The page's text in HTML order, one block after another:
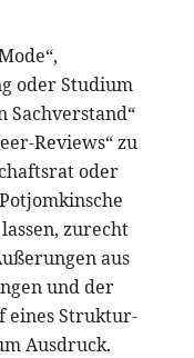
oder Studium
Sachverstand“
Reviews“ zu
oder
zurecht
aus
und der
eines Struktur-
Ausdruck.